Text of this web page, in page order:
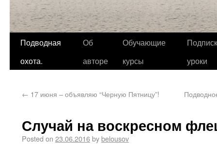
Подводная
охота.
Об
авторе
Обучающие
курсы
уроки
← 17 июня – объявляю “Черную Пятницу”!
Случай на воскресном
Posted on 23.06.2016bybelousov